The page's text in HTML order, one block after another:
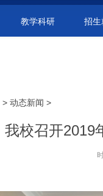
教学科研 招生
> 动态新闻 >
我校召开2019